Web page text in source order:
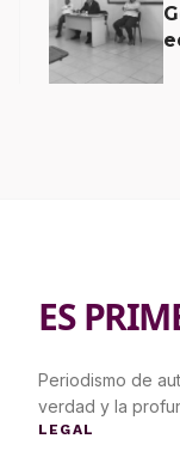
ES
Periodismo de
verdad y la
LEGAL